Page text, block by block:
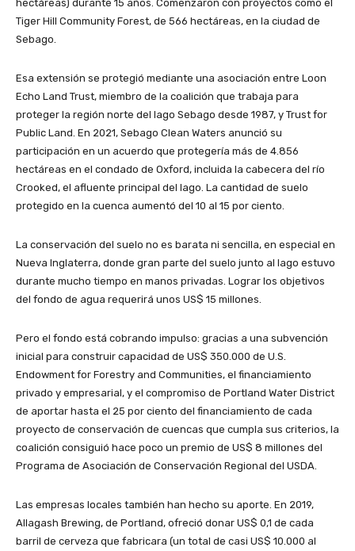
hectáreas) durante 15 años. Comenzaron con proyectos como el
Tiger Hill Community Forest, de 566 hectáreas, en la ciudad de
Sebago.
Esa extensión se protegió mediante una asociación entre Loon
Echo Land Trust, miembro de la coalición que trabaja para
proteger la región norte del lago Sebago desde 1987, y Trust for
Public Land. En 2021, Sebago Clean Waters anunció su
participación en un acuerdo que protegería más de 4.856
hectáreas en el condado de Oxford, incluida la cabecera del río
Crooked, el afluente principal del lago. La cantidad de suelo
protegido en la cuenca aumentó del 10 al 15 por ciento.
La conservación del suelo no es barata ni sencilla, en especial en
Nueva Inglaterra, donde gran parte del suelo junto al lago estuvo
durante mucho tiempo en manos privadas. Lograr los objetivos
del fondo de agua requerirá unos US$ 15 millones.
Pero el fondo está cobrando impulso: gracias a una subvención
inicial para construir capacidad de US$ 350.000 de U.S.
Endowment for Forestry and Communities, el financiamiento
privado y empresarial, y el compromiso de Portland Water District
de aportar hasta el 25 por ciento del financiamiento de cada
proyecto de conservación de cuencas que cumpla sus criterios, la
coalición consiguió hace poco un premio de US$ 8 millones del
Programa de Asociación de Conservación Regional del USDA.
Las empresas locales también han hecho su aporte. En 2019,
Allagash Brewing, de Portland, ofreció donar US$ 0,1 de cada
barril de cerveza que fabricara (un total de casi US$ 10.000 al